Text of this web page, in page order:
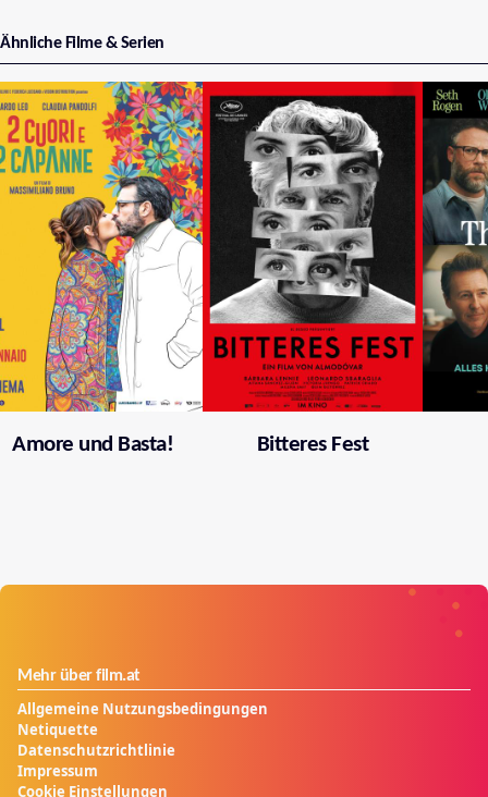
Ähnliche Filme & Serien
Amore und Basta! Bitteres Fest
Mehr über film.at
Allgemeine Nutzungsbedingungen
Netiquette
Datenschutzrichtlinie
Impressum
Cookie Einstellungen